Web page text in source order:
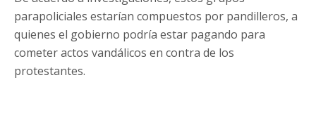
parapoliciales estarían compuestos por pandilleros, a
quienes el gobierno podría estar pagando para
cometer actos vandálicos en contra de los
protestantes.